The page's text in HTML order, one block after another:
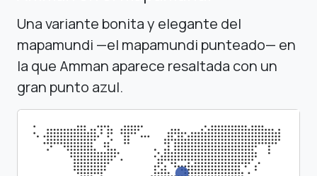
Una variante bonita y elegante del
mapamundi —el mapamundi punteado— en
la que Amman aparece resaltada con un
gran punto azul.